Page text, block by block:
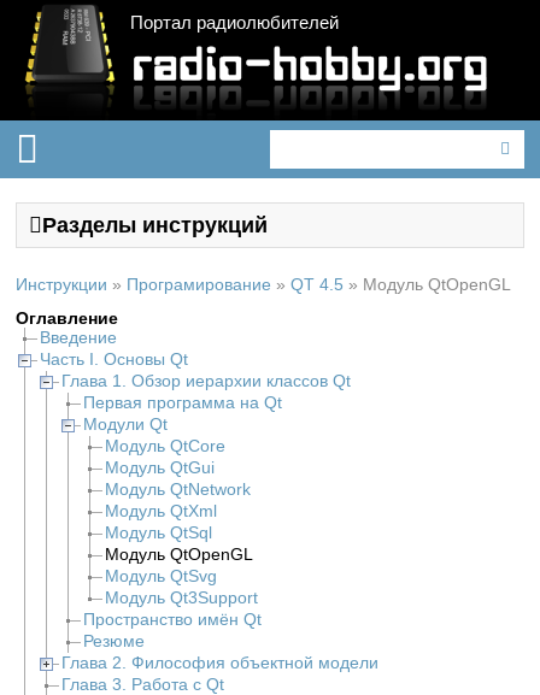
Портал радиолюбителей
Разделы инструкций
Инструкции » Програмирование » QT 4.5 » Модуль QtOpenGL
Оглавление
Введение
Часть I. Основы Qt
Глава 1. Обзор иерархии классов Qt
Первая программа на Qt
Модули Qt
Модуль QtCore
Модуль QtGui
Модуль QtNetwork
Модуль QtXml
Модуль QtSql
Модуль QtOpenGL
Модуль QtSvg
Модуль Qt3Support
Пространство имён Qt
Резюме
Глава 2. Философия объектной модели
Глава 3. Работа с Qt